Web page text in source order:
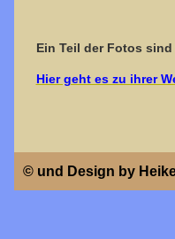
Ein Teil der Fotos
Hier geht es zu ihrer
© und Design by